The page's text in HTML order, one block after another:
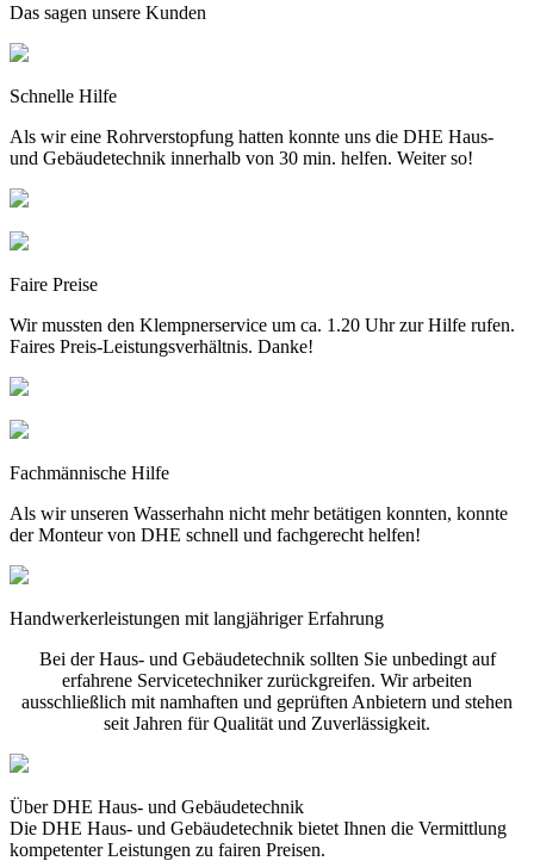
Das sagen unsere Kunden
Schnelle Hilfe
Als wir eine Rohrverstopfung hatten konnte uns die DHE Haus-
und Gebäudetechnik innerhalb von 30 min. helfen. Weiter so!
Faire Preise
Wir mussten den Klempnerservice um ca. 1.20 Uhr zur Hilfe rufen.
Faires Preis-Leistungsverhältnis. Danke!
Fachmännische Hilfe
Als wir unseren Wasserhahn nicht mehr betätigen konnten, konnte
der Monteur von DHE schnell und fachgerecht helfen!
Handwerkerleistungen mit langjähriger Erfahrung
Bei der Haus- und Gebäudetechnik sollten Sie unbedingt auf
erfahrene Servicetechniker zurückgreifen. Wir arbeiten
ausschließlich mit namhaften und geprüften Anbietern und stehen
seit Jahren für Qualität und Zuverlässigkeit.
Über DHE Haus- und Gebäudetechnik
Die DHE Haus- und Gebäudetechnik bietet Ihnen die Vermittlung
kompetenter Leistungen zu fairen Preisen.